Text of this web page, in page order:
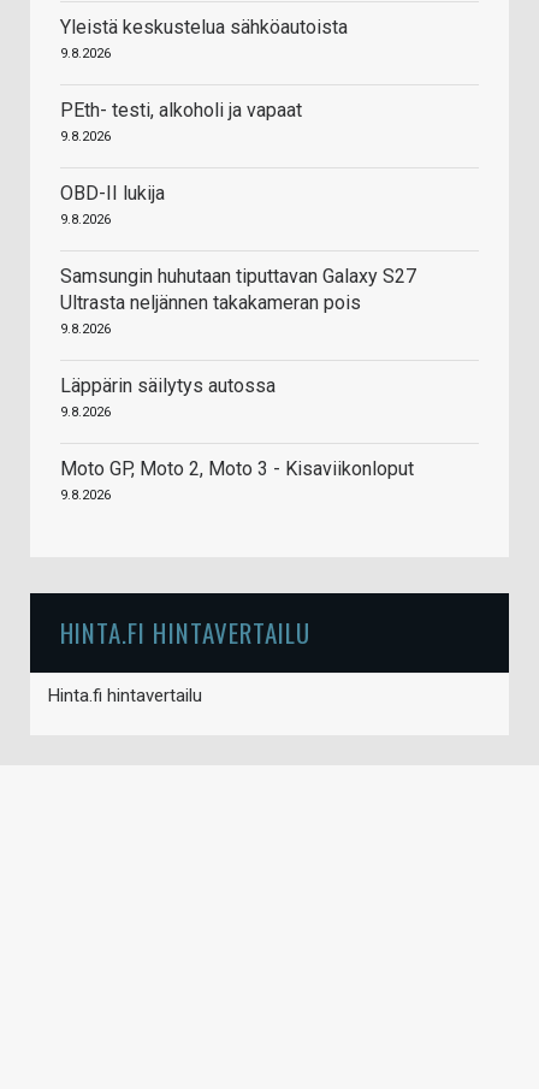
Yleistä keskustelua sähköautoista
9.8.2026
PEth- testi, alkoholi ja vapaat
9.8.2026
OBD-II lukija
9.8.2026
Samsungin huhutaan tiputtavan Galaxy S27
Ultrasta neljännen takakameran pois
9.8.2026
Läppärin säilytys autossa
9.8.2026
Moto GP, Moto 2, Moto 3 - Kisaviikonloput
9.8.2026
HINTA.FI HINTAVERTAILU
Hinta.fi hintavertailu